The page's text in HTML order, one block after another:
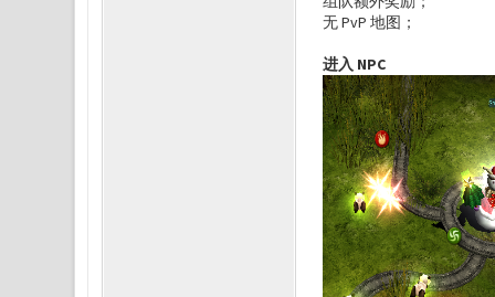
无 PvP 地图；
进入 NPC